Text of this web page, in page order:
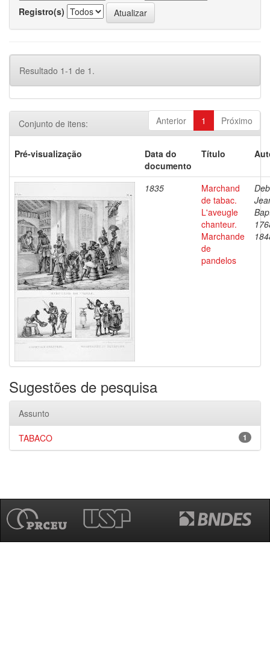
Registro(s)
Resultado 1-1 de 1.
Anterior 1 Próximo
Conjunto de itens:
Pré-visualização
Data do
documento
Título
1835
Marchand
de tabac.
L'aveugle
chanteur.
Marchande
de
pandelos
Sugestões de pesquisa
Assunto
1
TABACO